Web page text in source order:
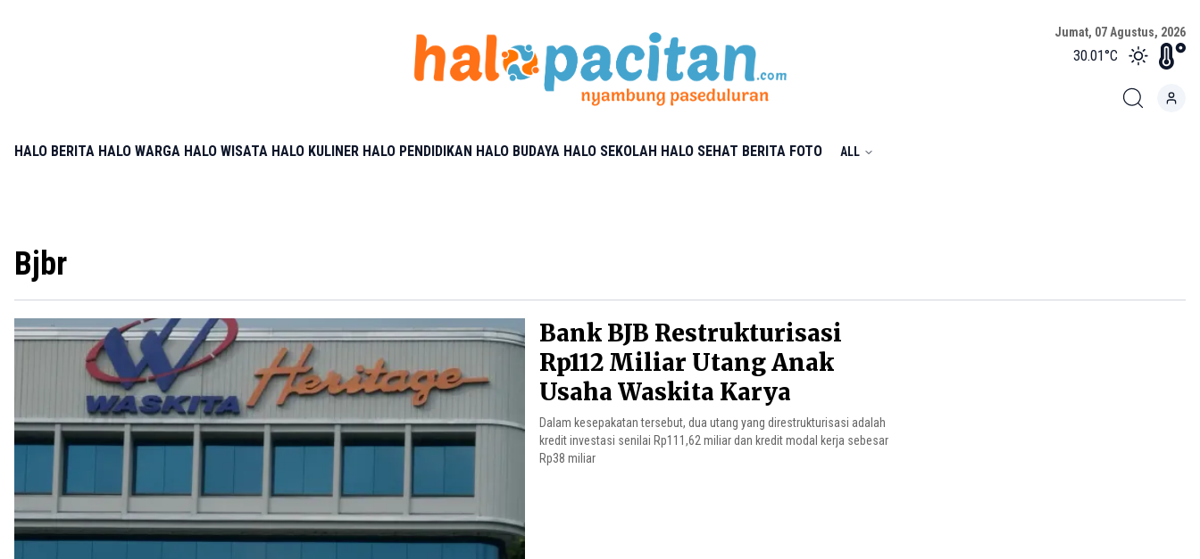
Jumat, 07 Agustus, 2026
30.01°C
HALO BERITA HALO WARGA HALO WISATA HALO KULINER HALO PENDIDIKAN HALO BUDAYA HALO SEKOLAH HALO SEHAT BERITA FOTO ALL
Bjbr
Bank BJB Restrukturisasi
Rp112 Miliar Utang Anak
Usaha Waskita Karya
Dalam kesepakatan tersebut, dua utang yang direstrukturisasi adalah
kredit investasi senilai Rp111,62 miliar dan kredit modal kerja sebesar
Rp38 miliar